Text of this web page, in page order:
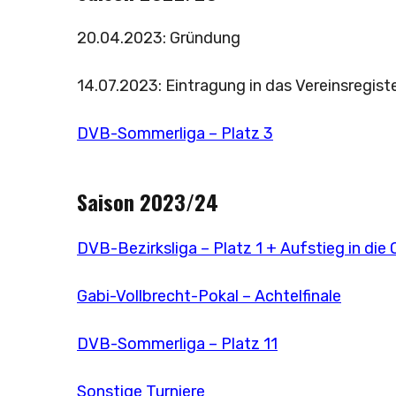
20.04.2023: Gründung
14.07.2023: Eintragung in das
DVB-Sommerliga – Platz 3
Saison 2023/24
DVB-Bezirksliga – Platz 1 + Aufstieg in die
Gabi-Vollbrecht-Pokal – Achtelfinale
DVB-Sommerliga – Platz 11
Sonstige Turniere